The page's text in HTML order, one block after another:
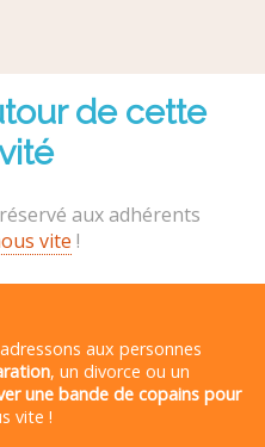
de cette
aux adhérents
vite !
aux personnes
, un divorce ou un
une bande de copains pour
vite !